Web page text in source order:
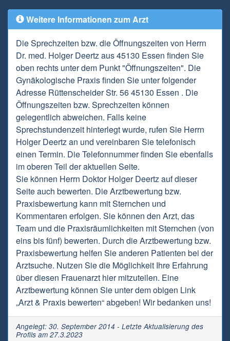
Weitere Informationen zum Arzt
Die Sprechzeiten bzw. die Öffnungszeiten von Herrn
Dr. med. Holger Deertz aus 45130 Essen finden Sie
oben rechts unter dem Punkt "Öffnungszeiten". Die
Gynäkologische Praxis finden Sie unter folgender
Adresse Rüttenscheider Str. 56 45130 Essen . Die
Öffnungszeiten bzw. Sprechzeiten können
gelegentlich abweichen. Falls keine
Sprechstundenzeit hinterlegt wurde, rufen Sie Herrn
Holger Deertz an und vereinbaren Sie telefonisch
einen Termin. Die Telefonnummer finden Sie ebenfalls
im oberen Teil der aktuellen Seite.
Sie können Herrn Doktor Holger Deertz auf dieser
Seite auch bewerten. Die Arztbewertung bzw.
Praxisbewertung kann mit Sternchen und
Kommentaren erfolgen. Sie können den Arzt, das
Team und die Praxisräumlichkeiten mit Sternchen (von
eins bis fünf) bewerten. Durch die Arztbewertung bzw.
Praxisbewertung helfen Sie anderen Patienten bei der
Arztsuche. Nutzen Sie die Möglichkeit Ihre Erfahrung
über diesen Frauenarzt hier mitzuteilen. Eine
Arztbewertung können Sie unter dem obigen Link
„Arzt & Praxis bewerten“ abgeben! Wir bedanken uns!
Angelegt: 30. September 2014 - Letzte Aktualisierung des
Profils am 27.3.2023